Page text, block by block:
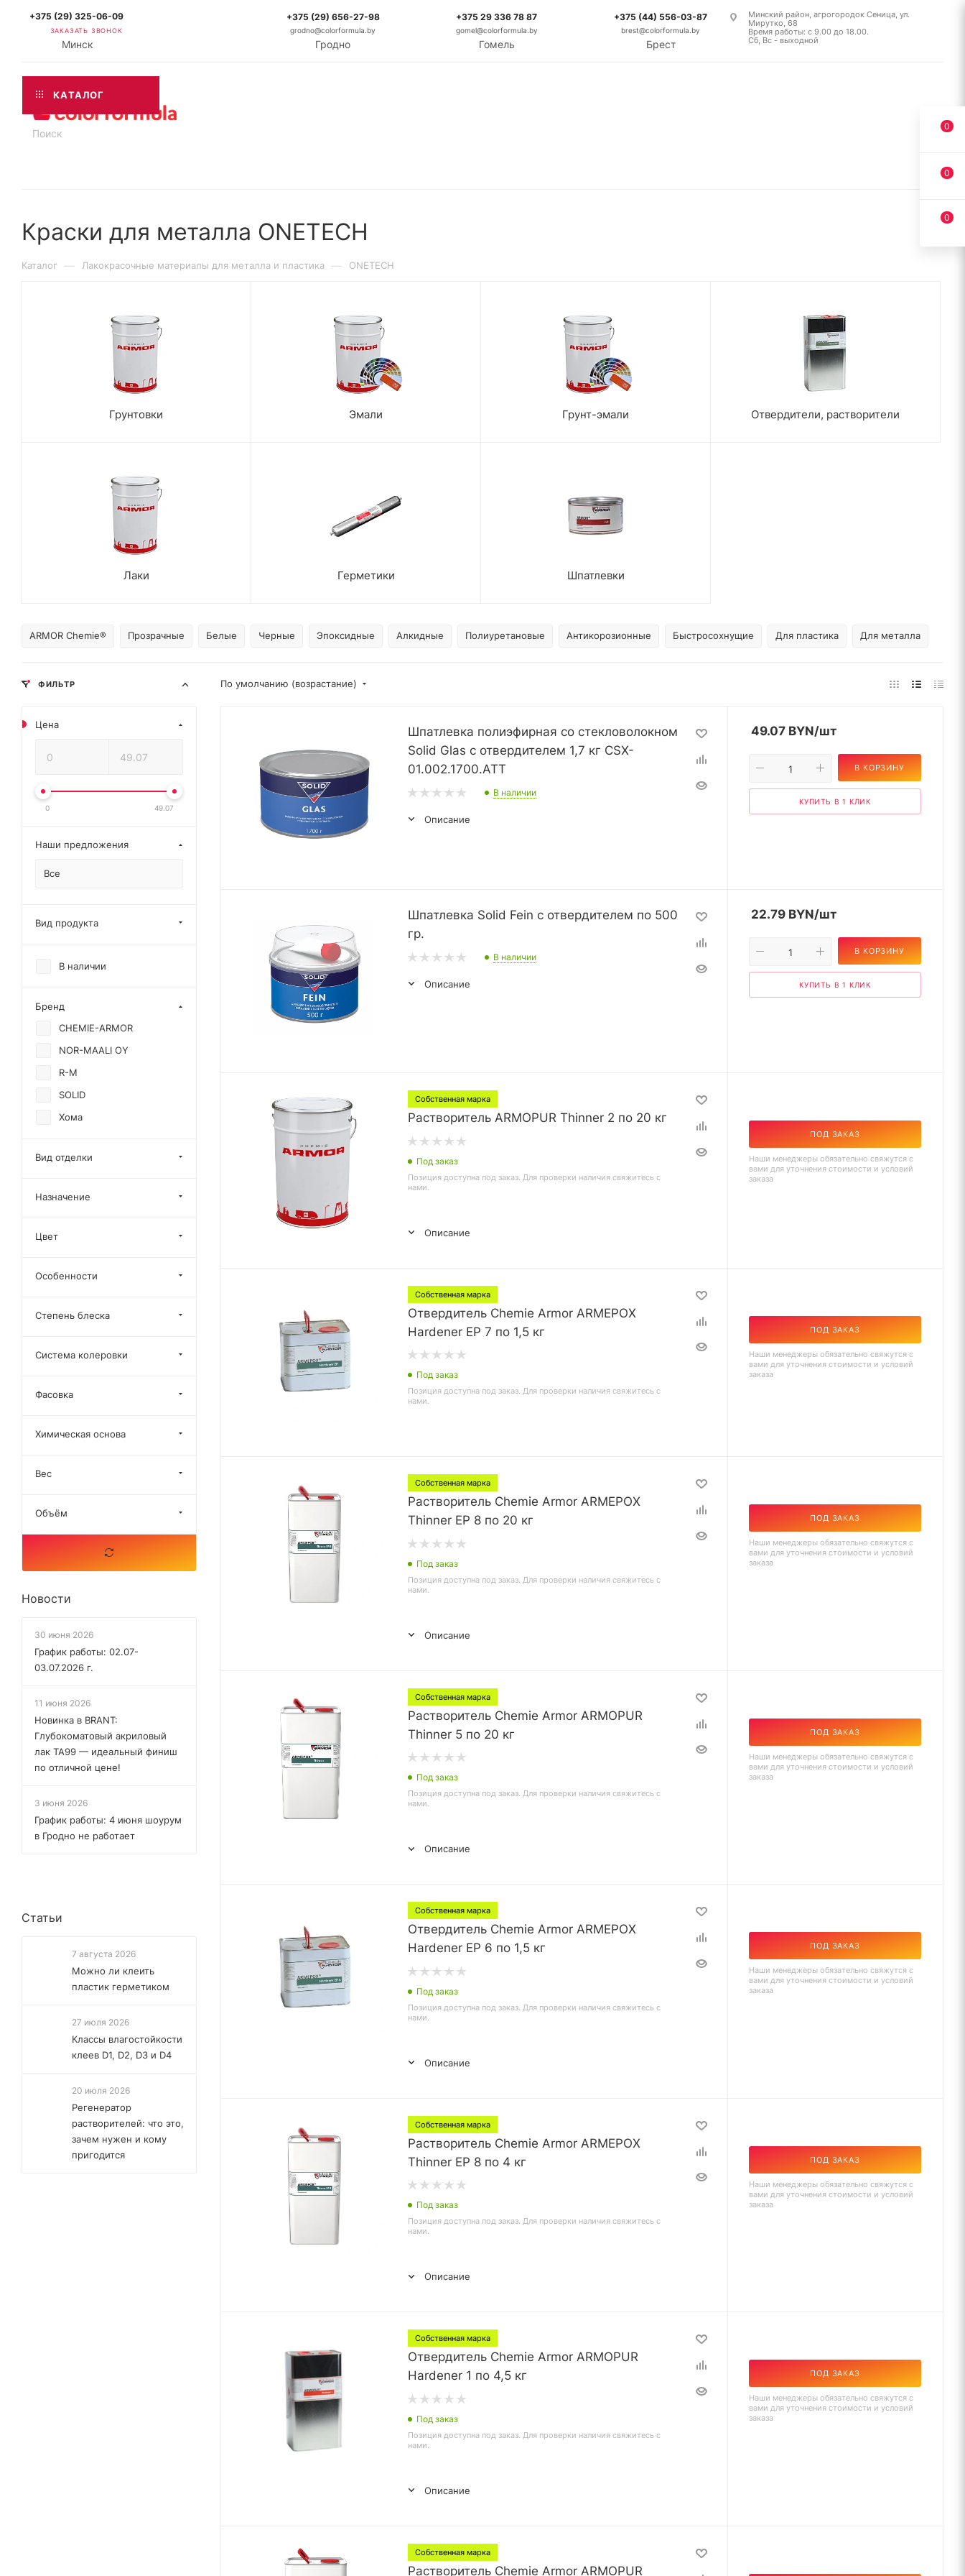
+375 (29) 325-06-09
ЗАКАЗАТЬ ЗВОНОК
Минск
+375 (29) 656-27-98
grodno@colorformula.by
Гродно
+375 29 336 78 87
gomel@colorformula.by
Гомель
+375 (44) 556-03-87
brest@colorformula.by
Брест
Минский район, агрогородок Сеница, ул.
Мирутко, 68
Время работы: с 9.00 до 18.00.
Сб, Вс - выходной
КАТАЛОГ
Краски для металла ONETECH
Каталог — Лакокрасочные материалы для металла и пластика — ONETECH
Грунтовки Эмали Грунт-эмали Отвердители, растворители
Лаки Герметики Шпатлевки
ARMOR Chemie® Прозрачные Белые Черные Эпоксидные Алкидные Полиуретановые Антикорозионные Быстросохнущие Для пластика Для металла
По умолчанию (возрастание)
Шпатлевка полиэфирная со стекловолокном
Solid Glas с отвердителем 1,7 кг CSX-
01.002.1700.ATT
В наличии
Описание
49.07 BYN/шт
В КОРЗИНУ
КУПИТЬ В 1 КЛИК
Шпатлевка Solid Fein с отвердителем по 500
гр.
В наличии
Описание
22.79 BYN/шт
В КОРЗИНУ
КУПИТЬ В 1 КЛИК
Собственная марка
Растворитель ARMOPUR Thinner 2 по 20 кг
Под заказ
Позиция доступна под заказ. Для проверки наличия свяжитесь с
нами.
Описание
ПОД ЗАКАЗ
Наши менеджеры обязательно свяжутся с
вами для уточнения стоимости и условий
заказа
Собственная марка
Отвердитель Chemie Armor ARMEPOX
Hardener EP 7 по 1,5 кг
Под заказ
Позиция доступна под заказ. Для проверки наличия свяжитесь с
нами.
ПОД ЗАКАЗ
Наши менеджеры обязательно свяжутся с
вами для уточнения стоимости и условий
заказа
Собственная марка
Растворитель Chemie Armor ARMEPOX
Thinner EP 8 по 20 кг
Под заказ
Позиция доступна под заказ. Для проверки наличия свяжитесь с
нами.
Описание
ПОД ЗАКАЗ
Наши менеджеры обязательно свяжутся с
вами для уточнения стоимости и условий
заказа
Собственная марка
Растворитель Chemie Armor ARMOPUR
Thinner 5 по 20 кг
Под заказ
Позиция доступна под заказ. Для проверки наличия свяжитесь с
нами.
Описание
ПОД ЗАКАЗ
Наши менеджеры обязательно свяжутся с
вами для уточнения стоимости и условий
заказа
Собственная марка
Отвердитель Chemie Armor ARMEPOX
Hardener EP 6 по 1,5 кг
Под заказ
Позиция доступна под заказ. Для проверки наличия свяжитесь с
нами.
Описание
ПОД ЗАКАЗ
Наши менеджеры обязательно свяжутся с
вами для уточнения стоимости и условий
заказа
Собственная марка
Растворитель Chemie Armor ARMEPOX
Thinner EP 8 по 4 кг
Под заказ
Позиция доступна под заказ. Для проверки наличия свяжитесь с
нами.
Описание
ПОД ЗАКАЗ
Наши менеджеры обязательно свяжутся с
вами для уточнения стоимости и условий
заказа
Собственная марка
Отвердитель Chemie Armor ARMOPUR
Hardener 1 по 4,5 кг
Под заказ
Позиция доступна под заказ. Для проверки наличия свяжитесь с
нами.
Описание
ПОД ЗАКАЗ
Наши менеджеры обязательно свяжутся с
вами для уточнения стоимости и условий
заказа
Собственная марка
Растворитель Chemie Armor ARMOPUR
ФИЛЬТР
Цена
0 49.07
Наши предложения
Все
Вид продукта
В наличии
Бренд
CHEMIE-ARMOR
NOR-MAALI OY
R-M
SOLID
Хома
Вид отделки
Назначение
Цвет
Особенности
Степень блеска
Система колеровки
Фасовка
Химическая основа
Вес
Объём
Новости
30 июня 2026
График работы: 02.07-
03.07.2026 г.
11 июня 2026
Новинка в BRANT:
Глубокоматовый акриловый
лак TA99 — идеальный финиш
по отличной цене!
3 июня 2026
График работы: 4 июня шоурум
в Гродно не работает
Статьи
7 августа 2026
Можно ли клеить
пластик герметиком
27 июля 2026
Классы влагостойкости
клеев D1, D2, D3 и D4
20 июля 2026
Регенератор
растворителей: что это,
зачем нужен и кому
пригодится
0
0
0